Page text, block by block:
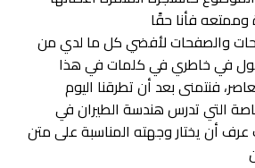
وممتعه فأنا حقًا
والصفحات لأفضي كل ما لدي من
في خاطري في كلمات في هذا
فنتمنى بعد أن تطرقنا اليوم
التي تدرس هندسة الطيران في
عرف أن يختار وجهته المناسبة على متن